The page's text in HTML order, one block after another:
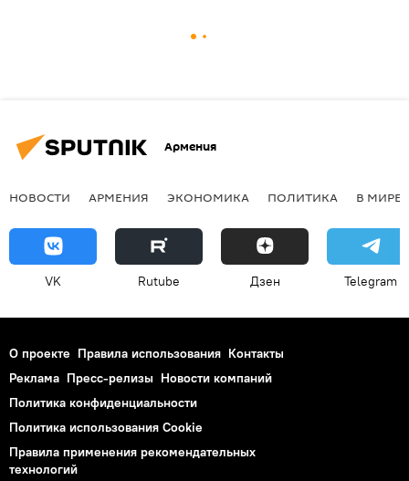
Армения
НОВОСТИ АРМЕНИЯ ЭКОНОМИКА ПОЛИТИКА В МИРЕ
VK Rutube Дзен Telegram
О проекте Правила использования Контакты
Реклама Пресс-релизы Новости компаний
Политика конфиденциальности
Политика использования Cookie
Правила применения рекомендательных
технологий